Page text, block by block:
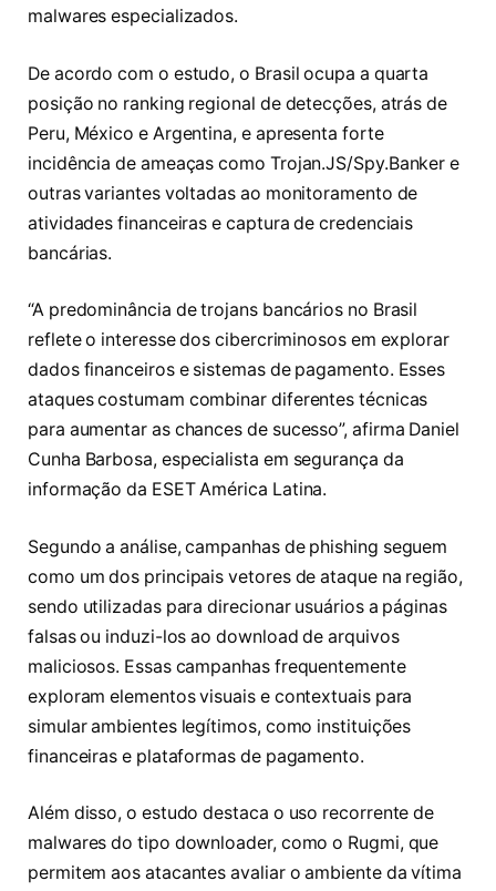
malwares especializados.
De acordo com o estudo, o Brasil ocupa a quarta
posição no ranking regional de detecções, atrás de
Peru, México e Argentina, e apresenta forte
incidência de ameaças como Trojan.JS/Spy.Banker e
outras variantes voltadas ao monitoramento de
atividades financeiras e captura de credenciais
bancárias.
“A predominância de trojans bancários no Brasil
reflete o interesse dos cibercriminosos em explorar
dados financeiros e sistemas de pagamento. Esses
ataques costumam combinar diferentes técnicas
para aumentar as chances de sucesso”, afirma Daniel
Cunha Barbosa, especialista em segurança da
informação da ESET América Latina.
Segundo a análise, campanhas de phishing seguem
como um dos principais vetores de ataque na região,
sendo utilizadas para direcionar usuários a páginas
falsas ou induzi-los ao download de arquivos
maliciosos. Essas campanhas frequentemente
exploram elementos visuais e contextuais para
simular ambientes legítimos, como instituições
financeiras e plataformas de pagamento.
Além disso, o estudo destaca o uso recorrente de
malwares do tipo downloader, como o Rugmi, que
permitem aos atacantes avaliar o ambiente da vítima